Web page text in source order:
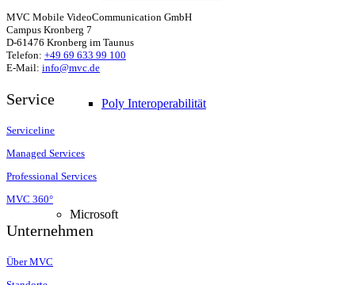
Poly Interoperabilität
Microsoft
MVC Mobile VideoCommunication GmbH
Campus Kronberg 7
D-61476 Kronberg im Taunus
Telefon: +49 69 633 99 100
E-Mail: info@mvc.de
Service
Serviceline
Managed Services
Professional Services
MVC 360°
Unternehmen
Über MVC